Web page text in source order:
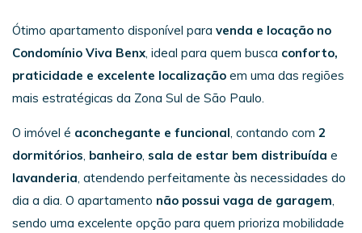
Ótimo apartamento disponível para venda e locação no
Condomínio Viva Benx, ideal para quem busca conforto,
praticidade e excelente localização em uma das regiões
mais estratégicas da Zona Sul de São Paulo.
O imóvel é aconchegante e funcional, contando com 2
dormitórios, banheiro, sala de estar bem distribuída e
lavanderia, atendendo perfeitamente às necessidades do
dia a dia. O apartamento não possui vaga de garagem,
sendo uma excelente opção para quem prioriza mobilidade